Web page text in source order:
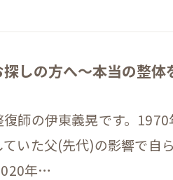
しの方へ〜本当の整
師の伊東義晃です。
いた父(先代)の影響で自
年…